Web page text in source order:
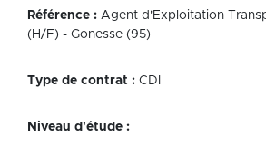
Référence : Agent d'Exploitation
(H/F) - Gonesse (95)
Type de contrat : CDI
Niveau d'étude :